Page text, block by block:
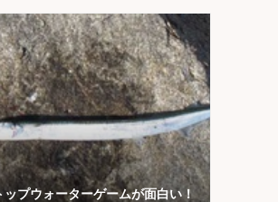
ップウォーターゲームが面白い！